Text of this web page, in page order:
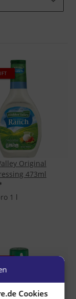
Original
473ml
1 l
Cookies